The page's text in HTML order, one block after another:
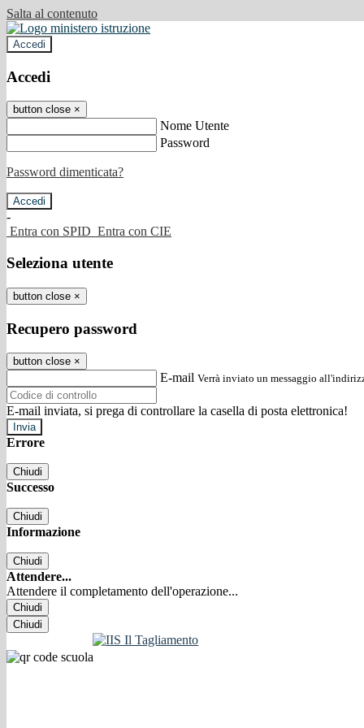
Salta al contenuto
Accedi
Accedi
button close ×
Nome Utente
Password
Password dimenticata?
-
Entra con SPID Entra con CIE
Seleziona utente
button close ×
Recupero password
button close ×
E-mail Verrà inviato un messaggio
E-mail inviata, si prega di controllare la casella di posta elettronica!
Errore
Chiudi
Successo
Chiudi
Informazione
Chiudi
Attendere...
Attendere il completamento dell'operazione...
Chiudi
Chiudi